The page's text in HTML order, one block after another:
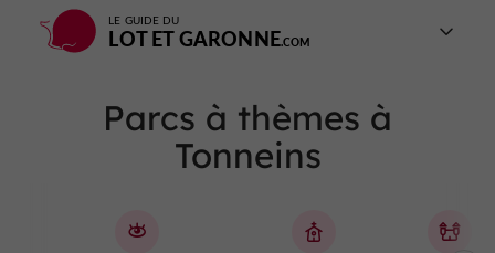
LE GUIDE DU
LOT ET GARONNE
Parcs à thèmes à
Tonneins